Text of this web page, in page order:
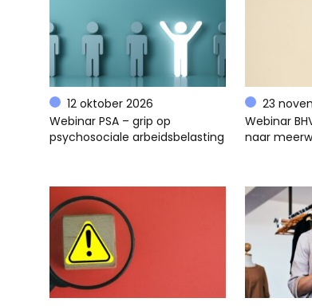
12 oktober 2026
Webinar PSA – grip op
psychosociale arbeidsbelasting
23
Webinar
naar